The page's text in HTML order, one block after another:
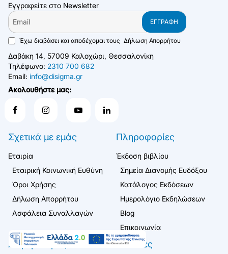
Εγγραφείτε στο Newsletter
Email
ΕΓΓΡΑΦΉ
Έχω διαβάσει και αποδέχομαι τους Δήλωση Απορρήτου
Δαβάκη 14, 57009 Καλοχώρι, Θεσσαλονίκη
Τηλέφωνο: 2310 700 682
Email: info@disigma.gr
Ακολουθήστε μας:
Σχετικά με εμάς
Εταιρία
Εταιρική Κοινωνική Ευθύνη
Όροι Χρήσης
Δήλωση Απορρήτου
Ασφάλεια Συναλλαγών
Πληροφορίες
Έκδοση βιβλίου
Σημεία Διανομής Ευδόξου
Κατάλογος Εκδόσεων
Ημερολόγιο Εκδηλώσεων
Blog
Επικοινωνία
Λογαριασμός Πελάτες